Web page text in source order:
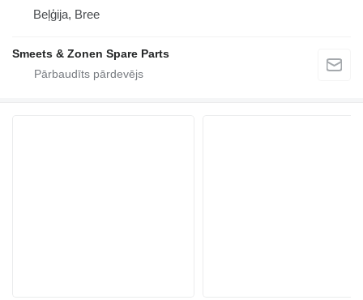
Beļģija, Bree
Smeets & Zonen Spare Parts